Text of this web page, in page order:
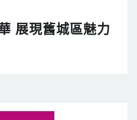
展現舊城區魅力